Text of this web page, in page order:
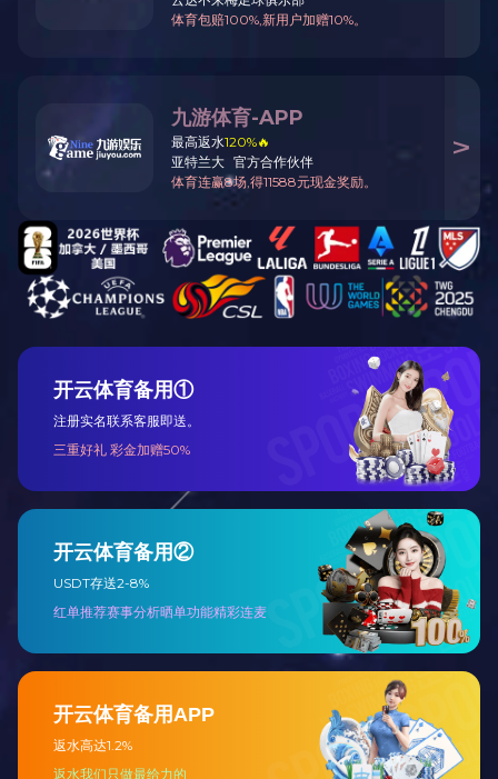
产品介绍 产品特点